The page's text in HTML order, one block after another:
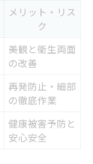
メリット・リス
ク
美観と衛生両面
の改善
再発防止・細部
の徹底作業
健康被害予防と
安心安全